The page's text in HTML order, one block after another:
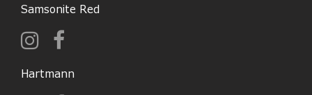
Samsonite Red
Hartmann